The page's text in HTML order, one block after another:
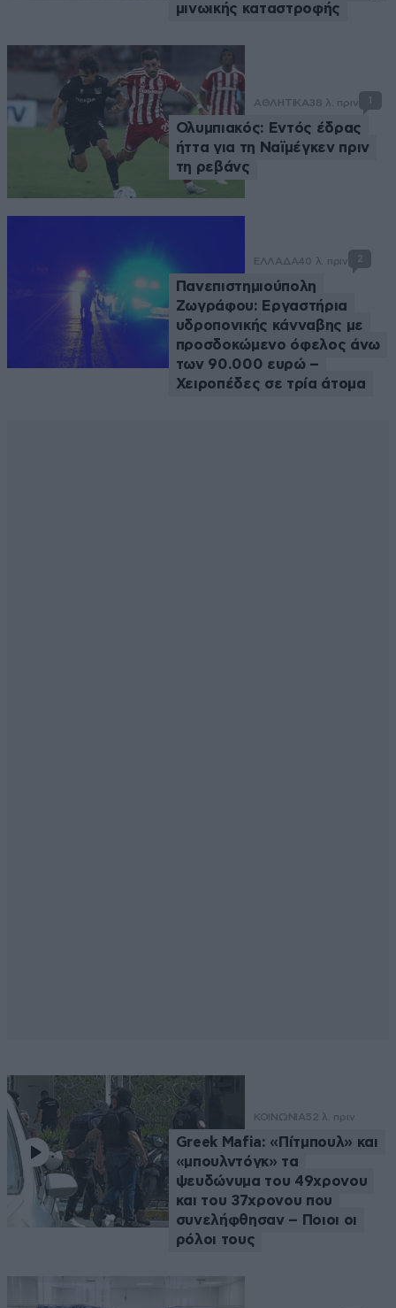
μινωικής καταστροφής
ΑΘΛΗΤΙΚΑ38 λ. πριν 1
Ολυμπιακός: Εντός έδρας
ήττα για τη Ναϊμέγκεν πριν
τη ρεβάνς
ΕΛΛΑΔΑ40 λ. πριν 2
Πανεπιστημιούπολη
Ζωγράφου: Εργαστήρια
υδροπονικής κάνναβης με
προσδοκώμενο όφελος άνω
των 90.000 ευρώ –
Χειροπέδες σε τρία άτομα
ΚΟΙΝΩΝΙΑ52 λ. πριν
Greek Μafia: «Πίτμπουλ» και
«μπουλντόγκ» τα
ψευδώνυμα του 49χρονου
και του 37χρονου που
συνελήφθησαν – Ποιοι οι
ρόλοι τους